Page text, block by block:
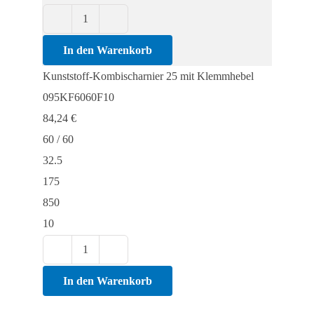
Kombischarnier
25
In den Warenkorb
Kunststoff-Kombischarnier 25 mit Klemmhebel
095KF6060F10
84,24 €
60 / 60
32.5
175
850
10
Kombischarnier
25
In den Warenkorb